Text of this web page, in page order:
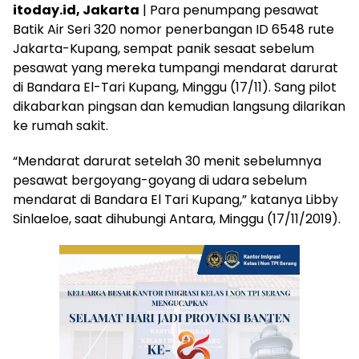
itoday.id, Jakarta | Para penumpang pesawat
Batik Air Seri 320 nomor penerbangan ID 6548 rute
Jakarta-Kupang, sempat panik sesaat sebelum
pesawat yang mereka tumpangi mendarat darurat
di Bandara El-Tari Kupang, Minggu (17/11). Sang pilot
dikabarkan pingsan dan kemudian langsung dilarikan
ke rumah sakit.
“Mendarat darurat setelah 30 menit sebelumnya
pesawat bergoyang-goyang di udara sebelum
mendarat di Bandara El Tari Kupang,” katanya Libby
Sinlaeloe, saat dihubungi Antara, Minggu (17/11/2019).